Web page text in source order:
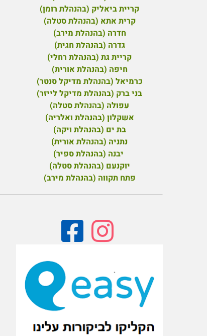
קריית ביאליק (בהנהלת רומן)
קרית אתא (בהנהלת סטלה)
חדרה (בהנהלת מירב)
גדרה (בהנהלת חגית)
קריית גת (בהנהלת רחלי)
חיפה (בהנהלת אורית)
כרמיאל (בהנהלת מדיקל סנטר)
בני ברק (בהנהלת מדיקל לייזר)
עפולה (בהנהלת סטלה)
אשקלון (בהנהלת ואלריה)
בת ים (בהנהלת ויקה)
נתניה (בהנהלת אורית)
יבנה (בהנהלת ספיר)
יוקנעם (בהנהלת סטלה)
פתח תקווה (בהנהלת מירב)